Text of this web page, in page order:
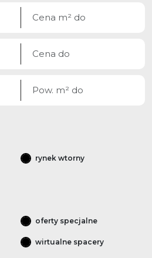
rynek wtorny
oferty specjalne
wirtualne spacery